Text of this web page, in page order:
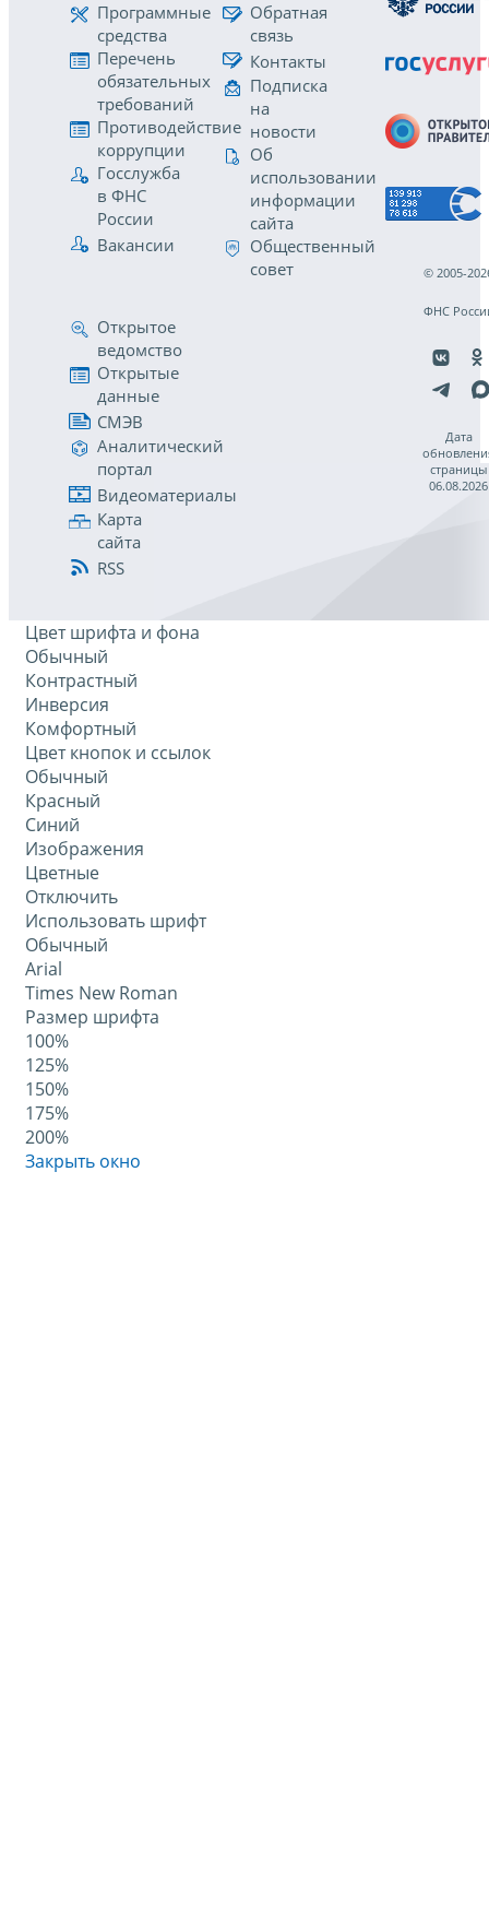
Программные
средства
Перечень
обязательных
требований
Противодействие
коррупции
Госслужба
в ФНС
России
Вакансии
Обратная
связь
Контакты
Подписка
на
новости
Об
использовании
информации
сайта
Общественный
совет
Открытое
ведомство
Открытые
данные
СМЭВ
Аналитический
портал
Видеоматериалы
Карта
сайта
RSS
© 2005-
ФНС
Дата
страницы
06.08.2026
Цвет шрифта и фона
Обычный
Контрастный
Инверсия
Комфортный
Цвет кнопок и ссылок
Обычный
Красный
Синий
Изображения
Цветные
Отключить
Использовать шрифт
Обычный
Arial
Times New Roman
Размер шрифта
100%
125%
150%
175%
200%
Закрыть окно